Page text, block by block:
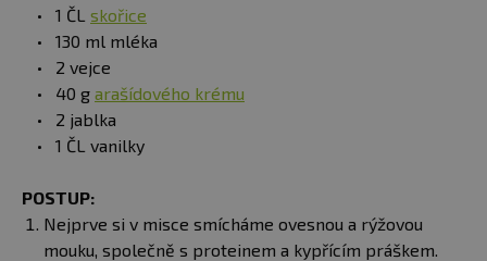
1 ČL skořice
130 ml mléka
2 vejce
40 g arašídového krému
2 jablka
1 ČL vanilky
POSTUP:
Nejprve si v misce smícháme ovesnou a rýžovou
mouku, společně s proteinem a kypřícím práškem.